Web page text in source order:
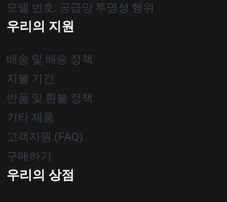
모델 번호: 공급망 투명성 행위
우리의 지원
배송 및 배송 정책
지불 기간
반품 및 환불 정책
기타 제품
고객지원 (FAQ)
구매하기
우리의 상점